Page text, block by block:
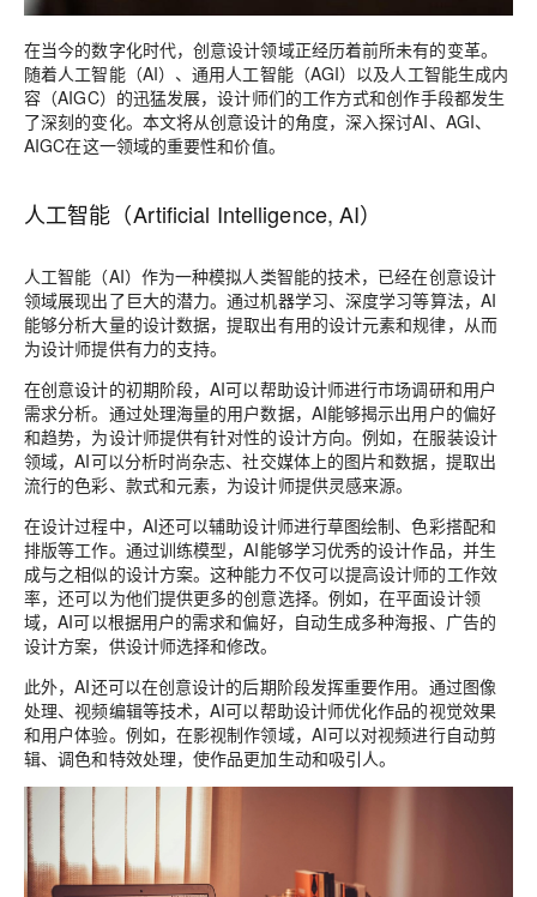
在当今的数字化时代，创意设计领域正经历着前所未有的变革。
随着人工智能（AI）、通用人工智能（AGI）以及人工智能生成内
容（AIGC）的迅猛发展，设计师们的工作方式和创作手段都发生
了深刻的变化。本文将从创意设计的角度，深入探讨AI、AGI、
AIGC在这一领域的重要性和价值。
人工智能（Artificial Intelligence, AI）
人工智能（AI）作为一种模拟人类智能的技术，已经在创意设计
领域展现出了巨大的潜力。通过机器学习、深度学习等算法，AI
能够分析大量的设计数据，提取出有用的设计元素和规律，从而
为设计师提供有力的支持。
在创意设计的初期阶段，AI可以帮助设计师进行市场调研和用户
需求分析。通过处理海量的用户数据，AI能够揭示出用户的偏好
和趋势，为设计师提供有针对性的设计方向。例如，在服装设计
领域，AI可以分析时尚杂志、社交媒体上的图片和数据，提取出
流行的色彩、款式和元素，为设计师提供灵感来源。
在设计过程中，AI还可以辅助设计师进行草图绘制、色彩搭配和
排版等工作。通过训练模型，AI能够学习优秀的设计作品，并生
成与之相似的设计方案。这种能力不仅可以提高设计师的工作效
率，还可以为他们提供更多的创意选择。例如，在平面设计领
域，AI可以根据用户的需求和偏好，自动生成多种海报、广告的
设计方案，供设计师选择和修改。
此外，AI还可以在创意设计的后期阶段发挥重要作用。通过图像
处理、视频编辑等技术，AI可以帮助设计师优化作品的视觉效果
和用户体验。例如，在影视制作领域，AI可以对视频进行自动剪
辑、调色和特效处理，使作品更加生动和吸引人。